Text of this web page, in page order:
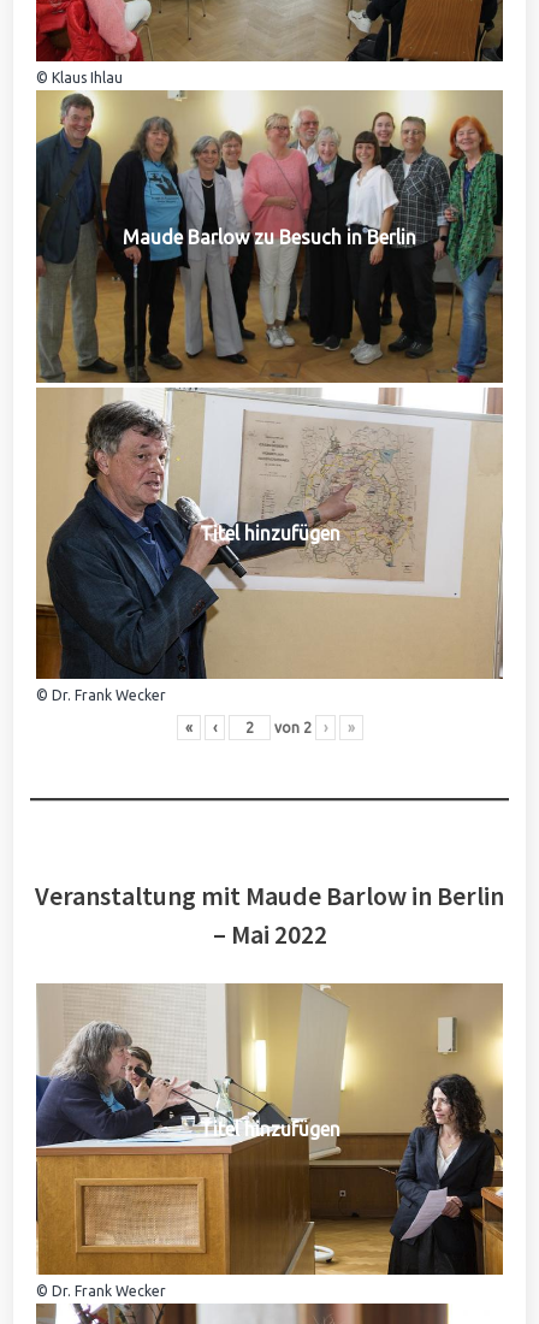
© Klaus Ihlau
Maude Barlow zu Besuch in Berlin
Titel hinzufügen
© Dr. Frank Wecker
« ‹ von 2 › »
Veranstaltung mit Maude Barlow in Berlin
– Mai 2022
Titel hinzufügen
© Dr. Frank Wecker